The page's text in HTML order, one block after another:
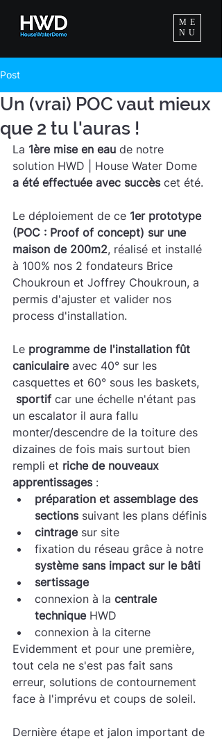
ME
NU
Post
Un (vrai) POC vaut mieux
que 2 tu l'auras !
La 1ère mise en eau de notre
solution HWD | House Water Dome
a été effectuée avec succès cet été.
Le déploiement de ce 1er prototype
(POC : Proof of concept) sur une
maison de 200m2, réalisé et installé
à 100% nos 2 fondateurs Brice
Choukroun et Joffrey Choukroun, a
permis d'ajuster et valider nos
process d'installation.
Le programme de l'installation fût
caniculaire avec 40° sur les
casquettes et 60° sous les baskets,
sportif car une échelle n'étant pas
un escalator il aura fallu
monter/descendre de la toiture des
dizaines de fois mais surtout bien
rempli et riche de nouveaux
apprentissages :
préparation et assemblage des
sections suivant les plans définis
cintrage sur site
fixation du réseau grâce à notre
système sans impact sur le bâti
sertissage
connexion à la centrale
technique HWD
connexion à la citerne
Evidemment et pour une première,
tout cela ne s'est pas fait sans
erreur, solutions de contournement
face à l'imprévu et coups de soleil.
Dernière étape et jalon important de